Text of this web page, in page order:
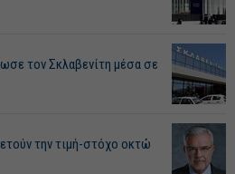
τον Σκλαβενίτη μέσα σε
την τιμή-στόχο οκτώ